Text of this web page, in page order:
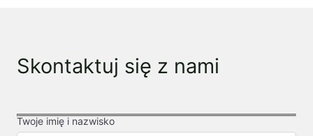
Skontaktuj się z nami
Twoje imię i nazwisko